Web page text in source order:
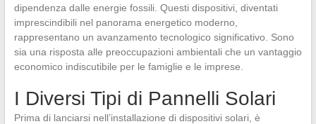
dipendenza dalle energie fossili. Questi dispositivi, diventati
imprescindibili nel panorama energetico moderno,
rappresentano un avanzamento tecnologico significativo. Sono
sia una risposta alle preoccupazioni ambientali che un vantaggio
economico indiscutibile per le famiglie e le imprese.
I Diversi Tipi di Pannelli Solari
Prima di lanciarsi nell’installazione di dispositivi solari, è